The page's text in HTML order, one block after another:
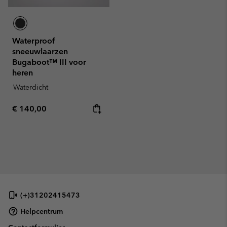
Waterproof
sneeuwlaarzen
Bugaboot™ III voor
heren
Waterdicht
Regular price:
€ 140,00
(+)31202415473
Helpcentrum